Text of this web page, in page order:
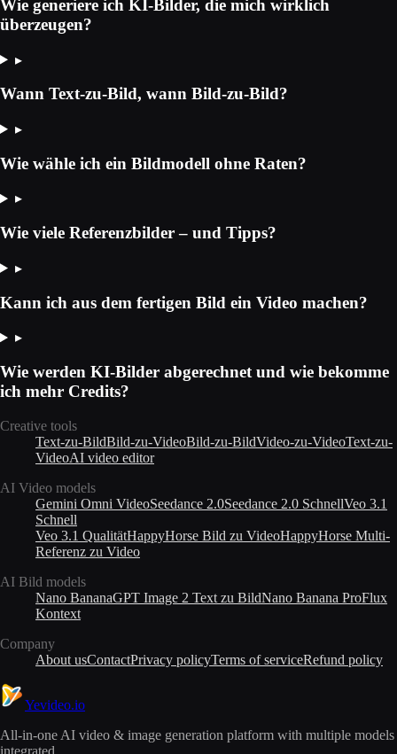
Wie generiere ich KI-Bilder, die mich wirklich
überzeugen?
▸
Wann Text-zu-Bild, wann Bild-zu-Bild?
▸
Wie wähle ich ein Bildmodell ohne Raten?
▸
Wie viele Referenzbilder – und Tipps?
▸
Kann ich aus dem fertigen Bild ein Video machen?
▸
Wie werden KI-Bilder abgerechnet und wie bekomme
ich mehr Credits?
Creative tools
Text-zu-BildBild-zu-VideoBild-zu-BildVideo-zu-VideoText-zu-
VideoAI video editor
AI Video models
Gemini Omni VideoSeedance 2.0Seedance 2.0 SchnellVeo 3.1
Schnell
Veo 3.1 QualitätHappyHorse Bild zu VideoHappyHorse Multi-
Referenz zu Video
AI Bild models
Nano BananaGPT Image 2 Text zu BildNano Banana ProFlux
Kontext
Company
About usContactPrivacy policyTerms of serviceRefund policy
Yevideo.io
All-in-one AI video & image generation platform with multiple models